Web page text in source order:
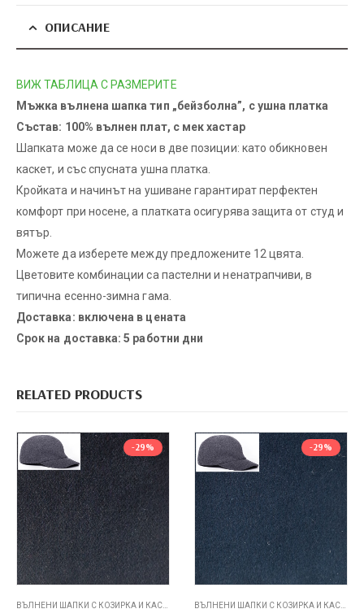
ОПИСАНИЕ
ВИЖ ТАБЛИЦА С РАЗМЕРИТЕ
Мъжка вълнена шапка тип „бейзболна”, с ушна платка
Състав: 100% вълнен плат, с мек хастар
Шапката може да се носи в две позиции: като обикновен
каскет, и със спусната ушна платка.
Кройката и начинът на ушиване гарантират перфектен
комфорт при носене, а платката осигурява защита от студ и
вятър.
Можете да изберете между предложените 12 цвята.
Цветовите комбинации са пастелни и ненатрапчиви, в
типична есенно-зимна гама.
Доставка: включена в цената
Срок на доставка: 5 работни дни
RELATED PRODUCTS
-29% -29%